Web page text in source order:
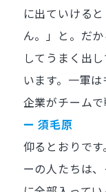
に出ていける
ん。」と。だ
してうまく出
います。一軍
企業がチームで
ー 須毛原
仰るとおりで
ーの人たちは